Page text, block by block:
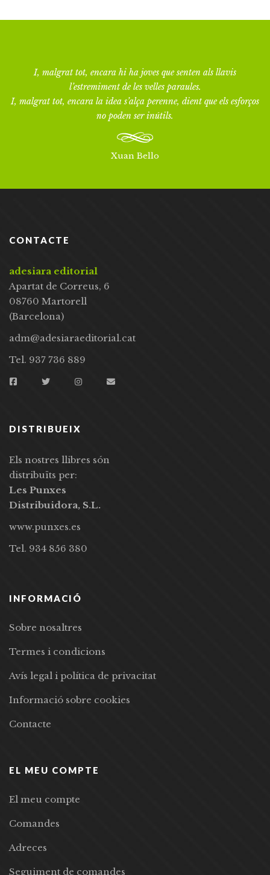
I, malgrat tot, encara hi ha joves que senten als llavis
l’estremiment de les velles paraules.
I, malgrat tot, encara la idea s’alça perenne, dient que els esforços
no poden ser inútils.
Xuan Bello
CONTACTE
adesiara editorial
Apartat de Correus, 6
08760 Martorell
(Barcelona)
adm@adesiaraeditorial.cat
Tel. 937 736 889
DISTRIBUEIX
Els nostres llibres són
distribuïts per:
Les Punxes
Distribuidora, S.L.
www.punxes.es
Tel. 934 856 380
INFORMACIÓ
Sobre nosaltres
Termes i condicions
Avís legal i política de privacitat
Informació sobre cookies
Contacte
EL MEU COMPTE
El meu compte
Comandes
Adreces
Seguiment de comandes